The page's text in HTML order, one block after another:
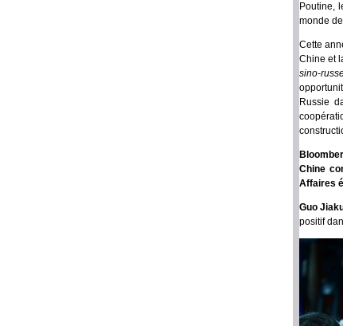
Poutine,
monde
Cette
Chine et
sino-
Russie
Chine
Affaires
Guo
positif